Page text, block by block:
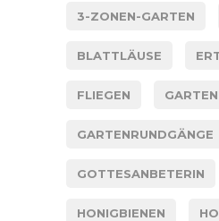
3-ZONEN-GARTEN
BLATTLÄUSE
FLIEGEN
GARTENRUNDGÄNGE
GOTTESANBETERIN
HONIGBIENEN